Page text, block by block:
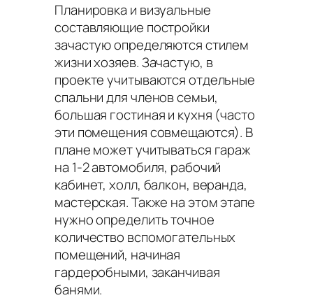
Планировка и визуальные
составляющие постройки
зачастую определяются стилем
жизни хозяев. Зачастую, в
проекте учитываются отдельные
спальни для членов семьи,
большая гостиная и кухня (часто
эти помещения совмещаются). В
плане может учитываться гараж
на 1-2 автомобиля, рабочий
кабинет, холл, балкон, веранда,
мастерская. Также на этом этапе
нужно определить точное
количество вспомогательных
помещений, начиная
гардеробными, заканчивая
банями.